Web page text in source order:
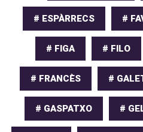
# ESPÀRRECS #
# FIGA # FILO
# FRANCÈS #
# GASPATXO #